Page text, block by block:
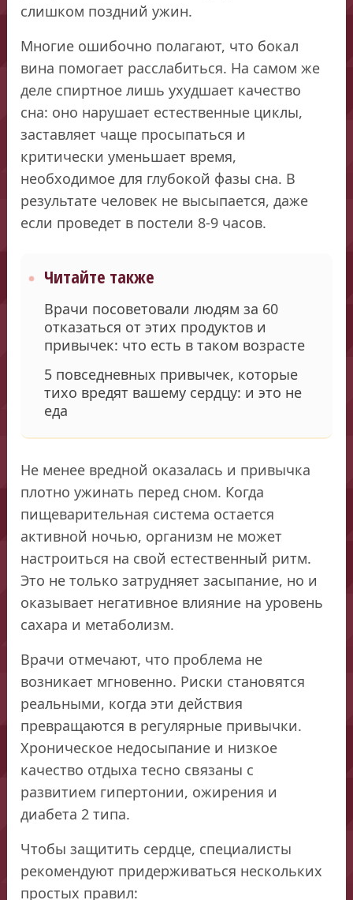
слишком поздний ужин.
Многие ошибочно полагают, что бокал
вина помогает расслабиться. На самом же
деле спиртное лишь ухудшает качество
сна: оно нарушает естественные циклы,
заставляет чаще просыпаться и
критически уменьшает время,
необходимое для глубокой фазы сна. В
результате человек не высыпается, даже
если проведет в постели 8-9 часов.
Читайте также
Врачи посоветовали людям за 60
отказаться от этих продуктов и
привычек: что есть в таком возрасте
5 повседневных привычек, которые
тихо вредят вашему сердцу: и это не
еда
Не менее вредной оказалась и привычка
плотно ужинать перед сном. Когда
пищеварительная система остается
активной ночью, организм не может
настроиться на свой естественный ритм.
Это не только затрудняет засыпание, но и
оказывает негативное влияние на уровень
сахара и метаболизм.
Врачи отмечают, что проблема не
возникает мгновенно. Риски становятся
реальными, когда эти действия
превращаются в регулярные привычки.
Хроническое недосыпание и низкое
качество отдыха тесно связаны с
развитием гипертонии, ожирения и
диабета 2 типа.
Чтобы защитить сердце, специалисты
рекомендуют придерживаться нескольких
простых правил: